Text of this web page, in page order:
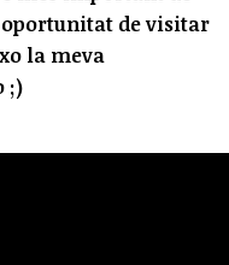
oportunitat de visitar
la meva
;)